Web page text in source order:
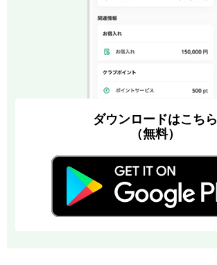
ダウンロードはこちら
（無料）